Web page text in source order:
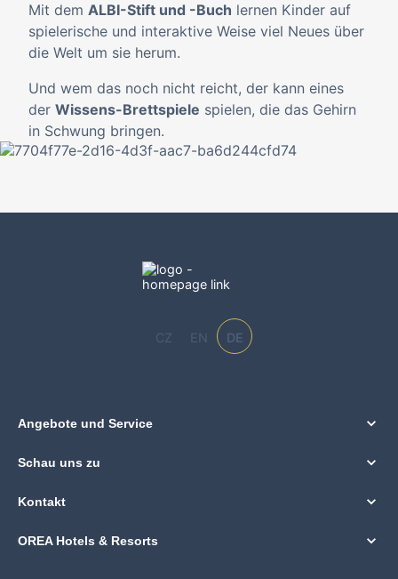
Mit dem ALBI-Stift und -Buch lernen Kinder auf
spielerische und interaktive Weise viel Neues über
die Welt um sie herum.
Und wem das noch nicht reicht, der kann eines
der Wissens-Brettspiele spielen, die das Gehirn
in Schwung bringen.
CZ EN DE
Angebote und Service
Schau uns zu
Kontakt
OREA Hotels & Resorts